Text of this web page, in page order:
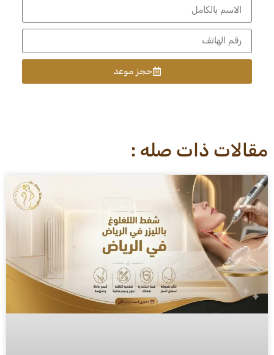
حجز موعد
مقالات ذات صله :